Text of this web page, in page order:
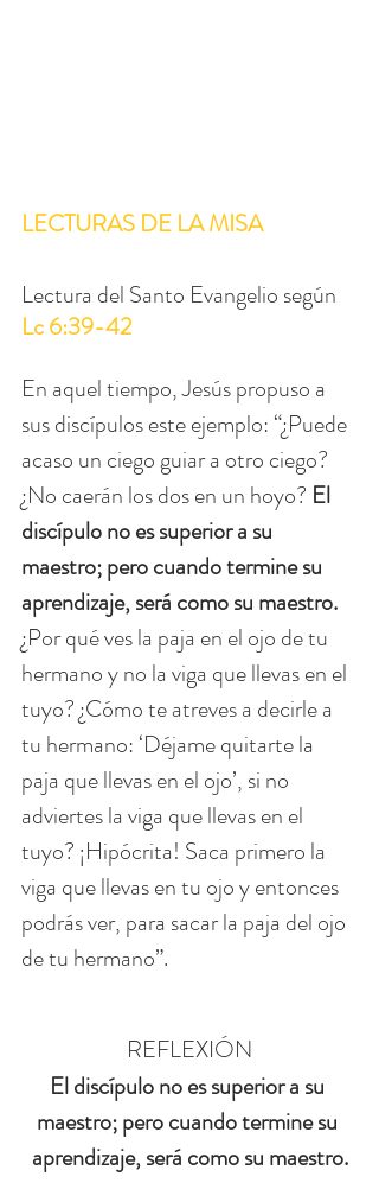
LECTURAS DE LA MISA
Lectura del Santo Evangelio según
Lc 6:39-42
En aquel tiempo, Jesús propuso a
sus discípulos este ejemplo: “¿Puede
acaso un ciego guiar a otro ciego?
¿No caerán los dos en un hoyo? El
discípulo no es superior a su
maestro; pero cuando termine su
aprendizaje, será como su maestro.
¿Por qué ves la paja en el ojo de tu
hermano y no la viga que llevas en el
tuyo? ¿Cómo te atreves a decirle a
tu hermano: ‘Déjame quitarte la
paja que llevas en el ojo’, si no
adviertes la viga que llevas en el
tuyo? ¡Hipócrita! Saca primero la
viga que llevas en tu ojo y entonces
podrás ver, para sacar la paja del ojo
de tu hermano”.
REFLEXIÓN
El discípulo no es superior a su
maestro; pero cuando termine su
aprendizaje, será como su maestro.